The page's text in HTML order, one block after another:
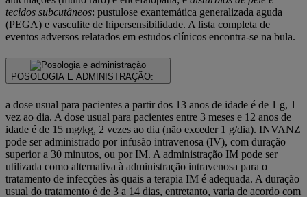
tecidos subcutâneos: pustulose exantemática generalizada aguda
(PEGA) e vasculite de hipersensibilidade. A lista completa de
eventos adversos relatados em estudos clínicos encontra-se na bula.
POSOLOGIA E ADMINISTRAÇÃO:
a dose usual para pacientes a partir dos 13 anos de idade é de 1 g, 1
vez ao dia. A dose usual para pacientes entre 3 meses e 12 anos de
idade é de 15 mg/kg, 2 vezes ao dia (não exceder 1 g/dia). INVANZ
pode ser administrado por infusão intravenosa (IV), com duração
superior a 30 minutos, ou por IM. A administração IM pode ser
utilizada como alternativa à administração intravenosa para o
tratamento de infecções às quais a terapia IM é adequada. A duração
usual do tratamento é de 3 a 14 dias, entretanto, varia de acordo com